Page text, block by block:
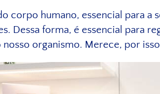
corpo humano, essencial para
Dessa forma, é essencial para
organismo. Merece, por